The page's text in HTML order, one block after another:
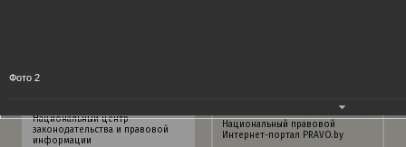
Национальный центр
законодательства и правовой
информации
Национальный правовой
Интернет-портал PRAVO.by
Фото 2